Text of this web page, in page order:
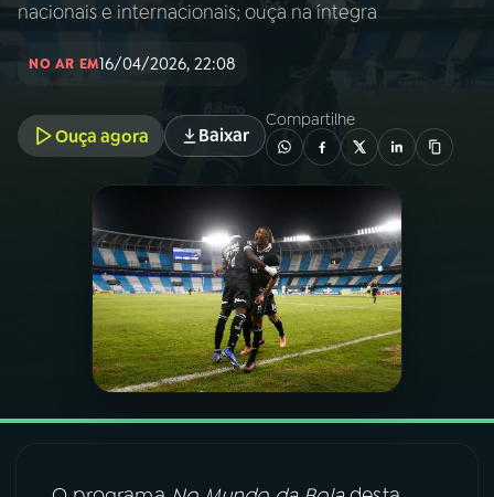
02A RÁDIO
03PROGRAMAÇÃO
PODCASTS
VIDEOCASTS
07ÚLTIMAS
nacionais e internacionais; ouça na íntegra
NO AR EM16/04/2026, 22:08
Ouça agora Baixar
Compartilhe